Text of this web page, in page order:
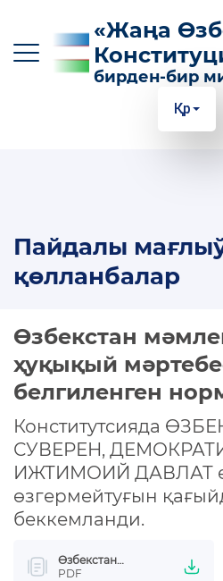
ӨЗГЕРТИЎЛЕР
КОНСТИТУЦИЯНИНГ
ҚӨЛЛАНБАЛАР
100 ДАНЕ СОРАЎҒА 100
КОНСТИТУЦИЯЛЫҚ СӨЗЛИК
КОНСТИТУЦИЯНЫ
ЖАСЫРЫНЛЫҚ СИЯСАТЫ
«Жаңа
бирден-бир
Қр
Пайдалы
қөлланбалар
Өзбекстан
ҳуқықый
белгиленген
Конститутсияда
СУВЕРЕН,
ИЖТИМОИЙ ДАВЛАТ
өзгермейтуғын
беккемланди.
Өзбекстан
мәмлекетиниң
PDF